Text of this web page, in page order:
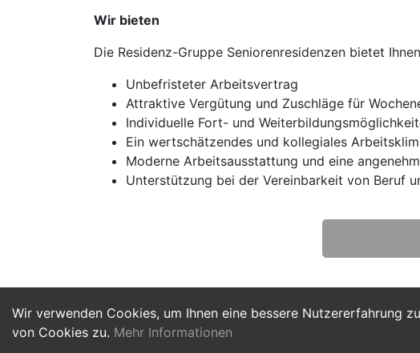
Wir verwenden Cookies, um Ihnen eine bessere Nutzererfahrung
von Cookies zu. Mehr Informationen
Wir bieten
Die Residenz-Gruppe Seniorenresidenzen bietet
Unbefristeter Arbeitsvertrag
Attraktive Vergütung und Zuschläge für
Individuelle Fort- und
Ein wertschätzendes und kollegiales
Moderne Arbeitsausstattung und eine
Unterstützung bei der Vereinbarkeit von Beruf